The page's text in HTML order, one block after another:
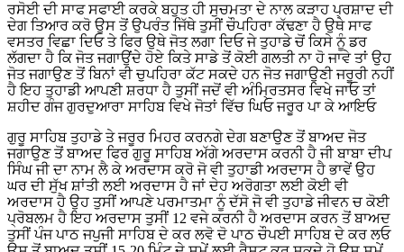
ਰਸੋਈ ਦੀ ਸਾਫ ਸਫਾਈ ਕਰਕੇ ਬਹੁਤ ਹੀ ਸੁਚਮਤਾ ਦੇ ਨਾਲ ਕੜਾਹ ਪ੍ਰਸ਼ਾਦ ਦੀ
ਦੇਗ ਤਿਆਰ ਕਰੋ ਉਸ ਤੋਂ ਉਪਰੰਤ ਜਿੱਥੇ ਤੁਸੀਂ ਚੌਪਹਿਰਾ ਕੱਢਣਾ ਹੈ ਉਥੇ ਸਾਫ
ਵਸਤਰ ਵਿਛਾ ਦਿਓ ਤੇ ਫਿਰ ਉਥੇ ਜੋਤ ਲਗਾ ਦਿਓ ਜੇ ਤੁਹਾਡੇ ਚੋਂ ਕਿਸੇ ਨੂੰ ਡਰ
ਲੱਗਦਾ ਹੈ ਕਿ ਜੋਤ ਜਗਾਉਂਦੇ ਹੋਏ ਕਿਤੇ ਸਾਡੇ ਤੋਂ ਕੋਈ ਗਲਤੀ ਨਾ ਹੋ ਜਾਵੇ ਤਾਂ ਉਹ
ਜੋਤ ਜਗਾਉਣ ਤੋਂ ਬਿਨਾਂ ਵੀ ਚੁਪਹਿਰਾ ਕੱਟ ਸਕਦੇ ਹਨ ਜੋਤ ਜਗਾਉਣੀ ਜਰੂਰੀ ਨਹੀਂ
ਹੈ ਇਹ ਤੁਹਾਡੀ ਆਪਣੀ ਸ਼ਰਧਾ ਹੈ ਤੁਸੀਂ ਜਦੋਂ ਵੀ ਅੰਮ੍ਰਿਤਸਰ ਵਿਖੇ ਜਾਓ ਤਾਂ
ਸ਼ਹੀਦ ਗੰਜ ਗੁਰਦੁਆਰਾ ਸਾਹਿਬ ਵਿਖੇ ਜੋਤਾਂ ਵਿੱਚ ਘਿਓ ਜਰੂਰ ਪਾ ਕੇ ਆਇਓ
ਗੁਰੂ ਸਾਹਿਬ ਤੁਹਾਡੇ ਤੇ ਜਰੂਰ ਮਿਹਰ ਕਰਨਗੇ ਦੇਗ ਬਣਾਉਣ ਤੋਂ ਬਾਅਦ ਜੋਤ
ਜਗਾਉਣ ਤੋਂ ਬਾਅਦ ਫਿਰ ਗੁਰੂ ਸਾਹਿਬ ਅੱਗੇ ਅਰਦਾਸ ਕਰਨੀ ਹੈ ਜੀ ਬਾਬਾ ਦੀਪ
ਸਿੰਘ ਜੀ ਦਾ ਨਾਮ ਲੈ ਕੇ ਅਰਦਾਸ ਕਰੋ ਜੋ ਵੀ ਤੁਹਾਡੀ ਅਰਦਾਸ ਹੈ ਭਾਵੇਂ ਉਹ
ਘਰ ਦੀ ਸੁੱਖ ਸ਼ਾਂਤੀ ਲਈ ਅਰਦਾਸ ਹੈ ਜਾਂ ਦੇਹ ਅਰੋਗਤਾ ਲਈ ਕੋਈ ਵੀ
ਅਰਦਾਸ ਹੈ ਉਹ ਤੁਸੀਂ ਆਪਣੇ ਪਰਮਾਤਮਾ ਨੂੰ ਦੱਸੋ ਜੋ ਵੀ ਤੁਹਾਡੇ ਜੀਵਨ ਚ ਕੋਈ
ਪ੍ਰੋਬਲਮ ਹੈ ਇਹ ਅਰਦਾਸ ਤੁਸੀਂ 12 ਵਜੇ ਕਰਨੀ ਹੈ ਅਰਦਾਸ ਕਰਨ ਤੋਂ ਬਾਅਦ
ਤੁਸੀਂ ਪੰਜ ਪਾਠ ਜਪੁਜੀ ਸਾਹਿਬ ਦੇ ਕਰ ਲਵੋ ਦੋ ਪਾਠ ਚੌਪਈ ਸਾਹਿਬ ਦੇ ਕਰ ਲਓ